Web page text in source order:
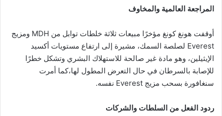
المراجعة العالمية والمخاوف
أوقفت هونغ كونغ مؤخرًا مبيعات ثلاثة خلطات توابل من MDH ومزيج
Everest لصلصة السمك، مشيرة إلى ارتفاع مستويات أكسيد
الإيثيلين، وهو مادة غير صالحة للاستهلاك البشري وتشكل خطرًا
للإصابة بالسرطان في حال التعرض المطول لها،كما أمرت
سنغافورة بسحب مزيج Everest نفسه.
ردود الفعل من السلطات والشركات